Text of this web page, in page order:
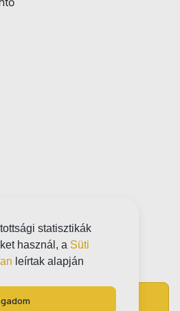
statisztikák
használ, a Süti
leírtak alapján